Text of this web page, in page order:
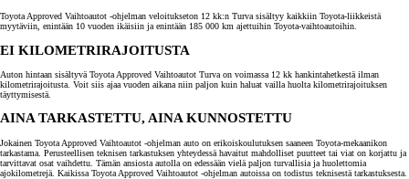
Toyota Approved Vaihtoautot -ohjelman veloitukseton 12 kk:n Turva sisältyy kaikkiin Toyota-liikkeistä
myytäviin, enintään 10 vuoden ikäisiin ja enintään 185 000 km ajettuihin Toyota-vaihtoautoihin.
EI KILOMETRIRAJOITUSTA
Auton hintaan sisältyvä Toyota Approved Vaihtoautot Turva on voimassa 12 kk hankintahetkestä ilman
kilometrirajoitusta. Voit siis ajaa vuoden aikana niin paljon kuin haluat vailla huolta kilometrirajoituksen
täyttymisestä.
AINA TARKASTETTU, AINA KUNNOSTETTU
Jokainen Toyota Approved Vaihtoautot -ohjelman auto on erikoiskoulutuksen saaneen Toyota-mekaanikon
tarkastama. Perusteellisen teknisen tarkastuksen yhteydessä havaitut mahdolliset puutteet tai viat on korjattu ja
tarvittavat osat vaihdettu. Tämän ansiosta autolla on edessään vielä paljon turvallisia ja huolettomia
ajokilometrejä. Kaikissa Toyota Approved Vaihtoautot -ohjelman autoissa on todistus teknisestä tarkastuksesta.